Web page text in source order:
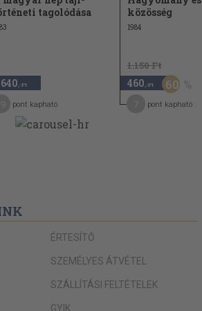
tagolódása
,-Ft
pont kapható
közösség
1984
1.150 Ft
460 ,-Ft 60
pont kapható
ÉRTESÍTŐ
SZEMÉLYES ÁTVÉTEL
SZÁLLÍTÁSI FELTÉTELEK
GYIK